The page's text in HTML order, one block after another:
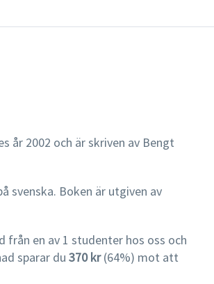
år 2002 och är skriven av Bengt
svenska. Boken är utgiven av
från en av 1 studenter hos oss och
sparar du 370 kr(64%) mot att